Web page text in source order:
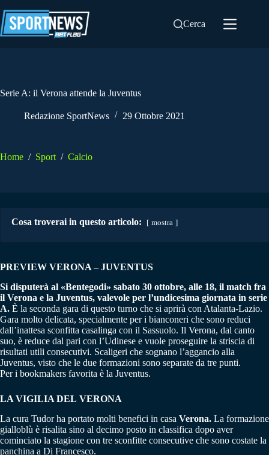
al
contenuto
Cerca
Serie A: il Verona attende la Juventus
Redazione SportNews 29 Ottobre 2021
Home / Sport / Calcio
Cosa troverai in questo articolo: mostra
PREVIEW VERONA – JUVENTUS
Si disputerà al «Bentegodi» sabato 30 ottobre, alle 18, il match fra
il Verona e la Juventus, valevole per l’undicesima giornata in serie
A. È la seconda gara di questo turno che si aprirà con Atalanta-Lazio.
Gara molto delicata, specialmente per i bianconeri che sono reduci
dall’inattesa sconfitta casalinga con il Sassuolo. Il Verona, dal canto
suo, è reduce dal pari con l’Udinese e vuole proseguire la striscia di
risultati utili consecutivi. Scaligeri che sognano l’aggancio alla
Juventus, visto che le due formazioni sono separate da tre punti.
Per i bookmakers favorita è la Juventus.
LA VIGILIA DEL VERONA
La cura Tudor ha portato molti benefici in casa Verona. La formazione
gialloblù è risalita sino al decimo posto in classifica dopo aver
cominciato la stagione con tre sconfitte consecutive che sono costate la
panchina a Di Francesco.